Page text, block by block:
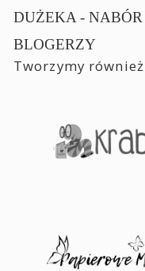
DUŻEKA - NABÓR
BLOGERZY
Tworzymy również